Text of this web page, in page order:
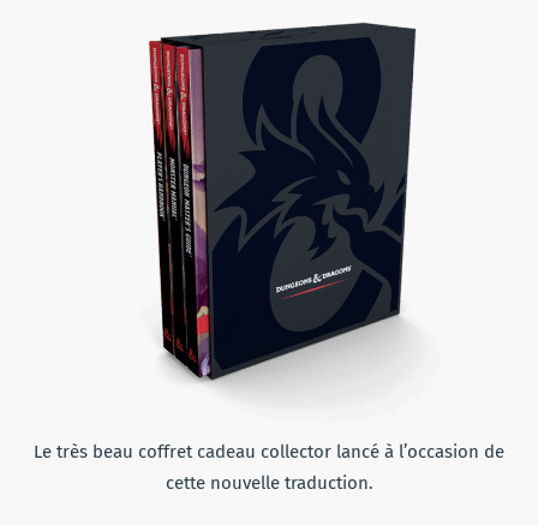
Le très beau coffret cadeau collector lancé à l’occasion de
cette nouvelle traduction.